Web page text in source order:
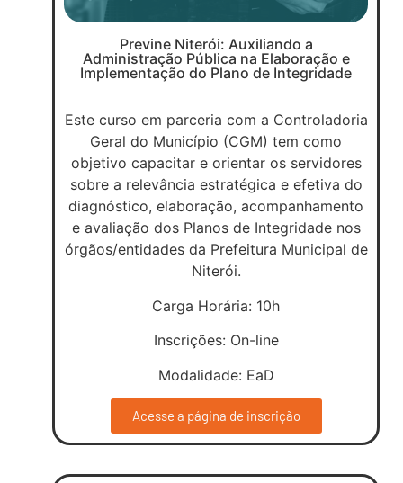
Previne Niterói: Auxiliando a
Administração Pública na Elaboração e
Implementação do Plano de Integridade
Este curso em parceria com a Controladoria
Geral do Município (CGM) tem como
objetivo capacitar e orientar os servidores
sobre a relevância estratégica e efetiva do
diagnóstico, elaboração, acompanhamento
e avaliação dos Planos de Integridade nos
órgãos/entidades da Prefeitura Municipal de
Niterói.
Carga Horária: 10h
Inscrições: On-line
Modalidade: EaD
Acesse a página de inscrição